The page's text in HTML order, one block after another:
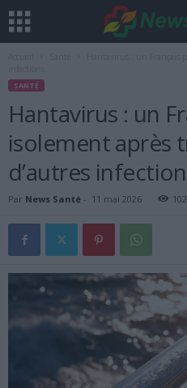
SANTÉ
Hantavirus : un
isolement après
d’autres
Par News Santé - 11 mai 2026 102